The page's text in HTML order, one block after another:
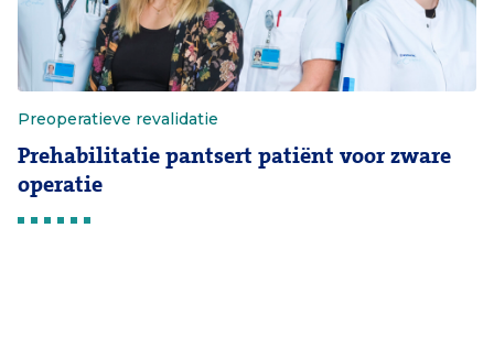
Preoperatieve revalidatie
Prehabilitatie pantsert patiënt voor zware
operatie